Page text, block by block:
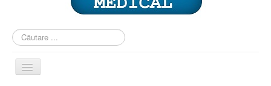
Căutare
...
Comută
navigarea